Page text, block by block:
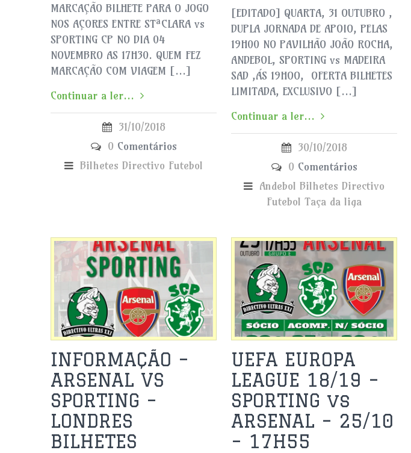
MARCAÇÃO BILHETE PARA O JOGO
NOS AÇORES ENTRE STªCLARA vs
SPORTING CP NO DIA 04
NOVEMBRO AS 17H30. QUEM FEZ
MARCAÇÃO COM VIAGEM […]
Continuar a ler...
31/10/2018
0 Comentários
Bilhetes Directivo Futebol
[EDITADO] QUARTA, 31 OUTUBRO ,
DUPLA JORNADA DE APOIO, PELAS
19H00 NO PAVILHÃO JOÃO ROCHA,
ANDEBOL, SPORTING vs MADEIRA
SAD ,ÁS 19HOO, OFERTA BILHETES
LIMITADA, EXCLUSIVO […]
Continuar a ler...
30/10/2018
0 Comentários
Andebol Bilhetes Directivo
Futebol Taça da liga
INFORMAÇÃO –
ARSENAL VS
SPORTING –
LONDRES
BILHETES
UEFA EUROPA
LEAGUE 18/19 –
SPORTING vs
ARSENAL – 25/10
– 17H55